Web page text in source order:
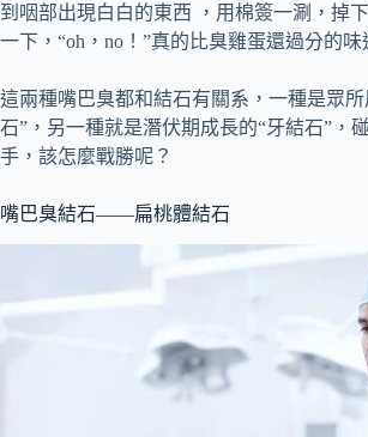
到咽部出現白白的東西 ，用棉簽一涮，掉
一下，“oh，no！”真的比臭雞蛋還過分的味
這兩種嘴巴臭都和結石有關系，一種是眾
石”，另一種就是潛伏期成長的“牙結石”，
手，該怎麼戰勝呢？
嘴巴臭結石——扁桃體結石